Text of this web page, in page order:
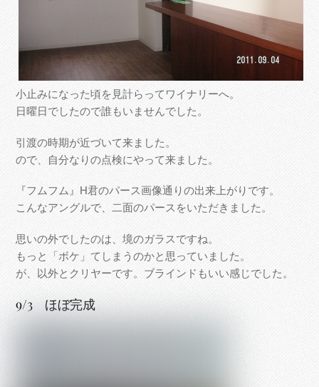
小止みになった頃を見計らってワイナリーへ。
日曜日でしたので誰もいませんでした。
引渡の時期が近づいて来ました。
ので、自分なりの点検にやって来ました。
『フムフム』H君のパース画像通りの出来上がりです。
こんなアングルで、二面のパースをいただきました。
思いの外でしたのは、境のガラスですね。
もっと「ボケ」てしまうのかと思っていました。
が、以外とクリヤーです。ブラインドもいい感じでした。
9/3 ほぼ完成